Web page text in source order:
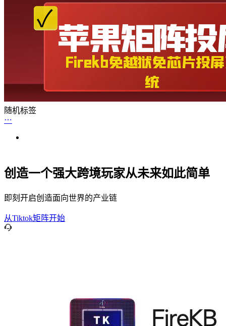
随机标签
创造一个强大跨境玩家从未来如此简单
即刻开启创造面向世界的产业链
从Tiktok矩阵开始